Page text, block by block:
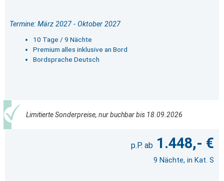
Termine: März 2027 - Oktober 2027
10 Tage / 9 Nächte
Premium alles inklusive an Bord
Bordsprache Deutsch
Limitierte Sonderpreise, nur buchbar bis 18.09.2026
1.448,- €
9 Nächte, in Kat. S